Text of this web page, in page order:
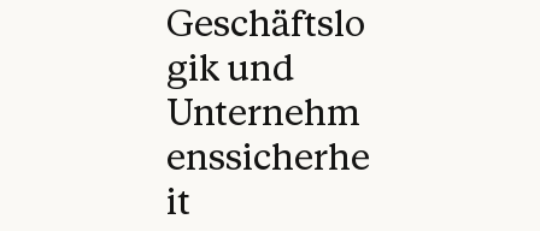
Geschäftslo
gik und
Unternehm
enssicherhe
it